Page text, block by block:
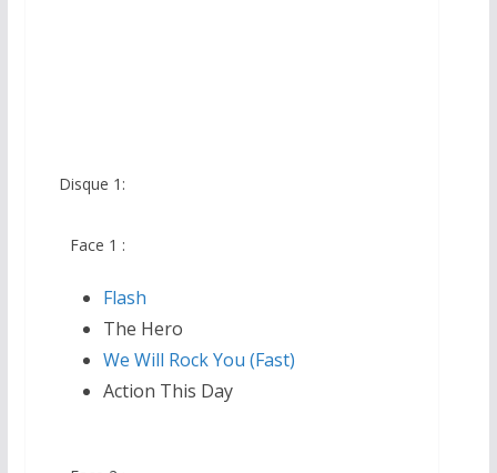
Disque 1:
Face 1 :
Flash
The Hero
We Will Rock You (Fast)
Action This Day